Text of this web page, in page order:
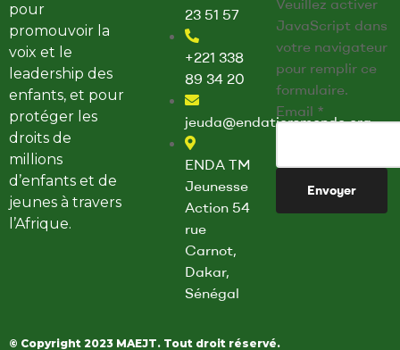
pour
promouvoir la
voix et le
leadership des
enfants, et pour
protéger les
droits de
millions
d’enfants et de
jeunes à travers
l’Afrique.
23 51 57
+221 338
89 34 20
jeuda@endatiersmonde.org
ENDA TM
Jeunesse
Action 54
rue
Carnot,
Dakar,
Sénégal
JavaScript dans
votre navigateur
pour remplir ce
formulaire.
E
m
i
E
m
Email *
Envoyer
© Copyright 2023 MAEJT. Tout droit réservé.